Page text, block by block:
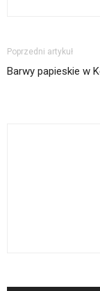
Poprzedni artykuł
Barwy papieskie w